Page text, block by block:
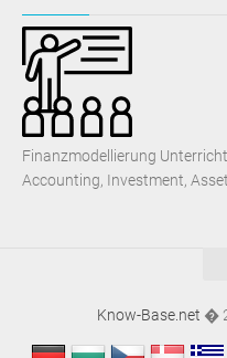
Finanzmodellierung
Accounting, Investment,
Know-Base.net �